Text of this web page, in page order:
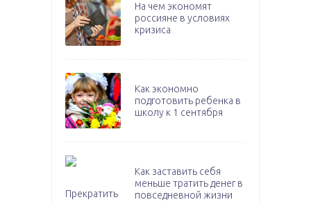
На чем экономят
россияне в условиях
кризиса
Как экономно
подготовить ребенка в
школу к 1 сентября
Как заставить себя
меньше тратить денег в
повседневной жизни